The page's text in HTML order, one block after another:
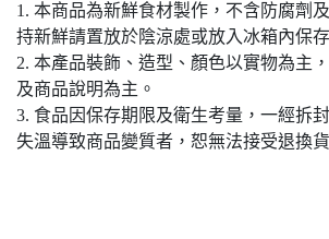
1. 本商品為新鮮食材製作，不含防腐劑
持新鮮請置放於陰涼處或放入冰箱內保存
2. 本產品裝飾、造型、顏色以實物為主
及商品說明為主。
3. 食品因保存期限及衛生考量，一經拆
失溫導致商品變質者，恕無法接受退換貨